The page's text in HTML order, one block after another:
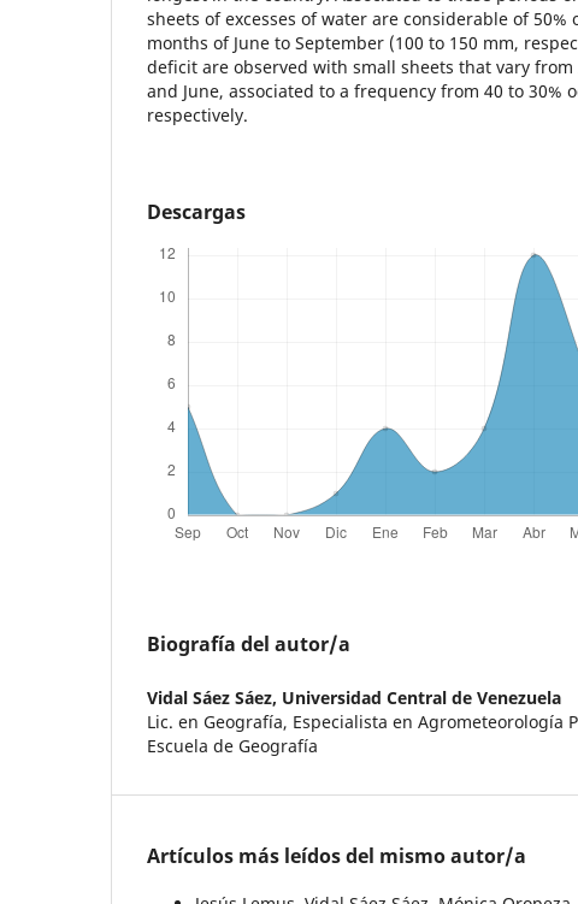
sheets of excesses of water are considerable of 50%
months of June to September (100 to 150 mm,
deficit are observed with small sheets that vary from
and June, associated to a frequency from 40 to 30%
respectively.
Descargas
Biografía del autor/a
Vidal Sáez Sáez, Universidad Central de Venezuela
Lic. en Geografía, Especialista en Agrometeorología
Escuela de Geografía
Artículos más leídos del mismo autor/a